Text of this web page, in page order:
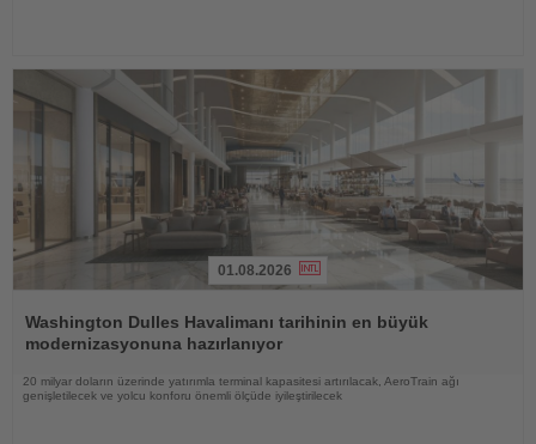
Oku
01.08.2026
Washington Dulles Havalimanı tarihinin en büyük
modernizasyonuna hazırlanıyor
20 milyar doların üzerinde yatırımla terminal kapasitesi artırılacak, AeroTrain ağı
genişletilecek ve yolcu konforu önemli ölçüde iyileştirilecek